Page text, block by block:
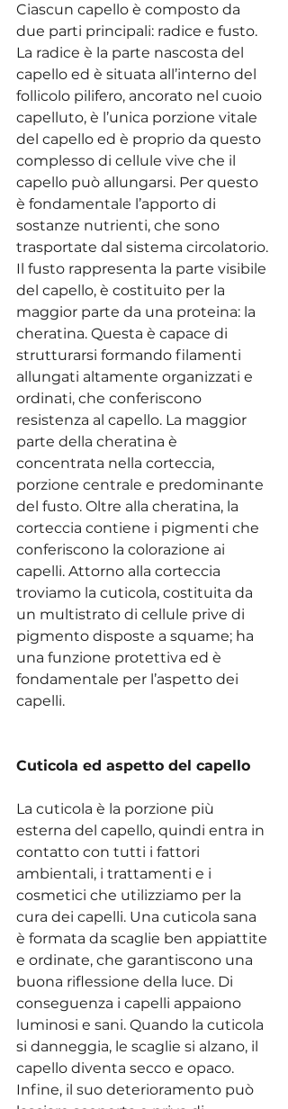
Ciascun capello è composto da
due parti principali: radice e fusto.
La radice è la parte nascosta del
capello ed è situata all’interno del
follicolo pilifero, ancorato nel cuoio
capelluto, è l’unica porzione vitale
del capello ed è proprio da questo
complesso di cellule vive che il
capello può allungarsi. Per questo
è fondamentale l’apporto di
sostanze nutrienti, che sono
trasportate dal sistema circolatorio.
Il fusto rappresenta la parte visibile
del capello, è costituito per la
maggior parte da una proteina: la
cheratina. Questa è capace di
strutturarsi formando filamenti
allungati altamente organizzati e
ordinati, che conferiscono
resistenza al capello. La maggior
parte della cheratina è
concentrata nella corteccia,
porzione centrale e predominante
del fusto. Oltre alla cheratina, la
corteccia contiene i pigmenti che
conferiscono la colorazione ai
capelli. Attorno alla corteccia
troviamo la cuticola, costituita da
un multistrato di cellule prive di
pigmento disposte a squame; ha
una funzione protettiva ed è
fondamentale per l’aspetto dei
capelli.
Cuticola ed aspetto del capello
La cuticola è la porzione più
esterna del capello, quindi entra in
contatto con tutti i fattori
ambientali, i trattamenti e i
cosmetici che utilizziamo per la
cura dei capelli. Una cuticola sana
è formata da scaglie ben appiattite
e ordinate, che garantiscono una
buona riflessione della luce. Di
conseguenza i capelli appaiono
luminosi e sani. Quando la cuticola
si danneggia, le scaglie si alzano, il
capello diventa secco e opaco.
Infine, il suo deterioramento può